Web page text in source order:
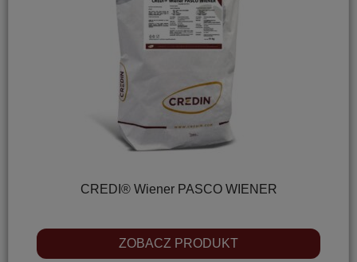
CREDI® Wiener PASCO WIENER
ZOBACZ PRODUKT